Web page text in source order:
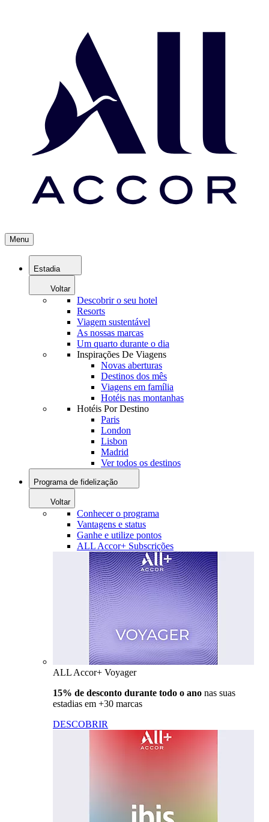
Menu
Estadia
Voltar
Descobrir o seu hotel
Resorts
Viagem sustentável
As nossas marcas
Um quarto durante o dia
Inspirações De Viagens
Novas aberturas
Destinos dos mês
Viagens em família
Hotéis nas montanhas
Hotéis Por Destino
Paris
London
Lisbon
Madrid
Ver todos os destinos
Programa de fidelização
Voltar
Conhecer o programa
Vantagens e status
Ganhe e utilize pontos
ALL Accor+ Subscrições
ALL Accor+ Voyager
15% de desconto durante todo o ano nas suas
estadias em +30 marcas
DESCOBRIR